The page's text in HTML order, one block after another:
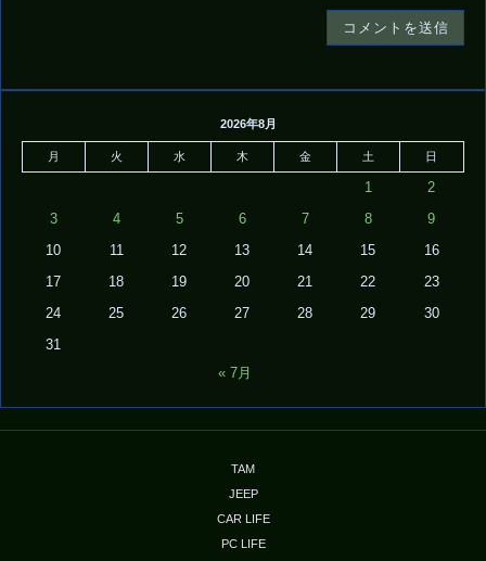
2026年8月
月 火 水 木 金 土 日
1 2
3 4 5 6 7 8 9
10 11 12 13 14 15 16
17 18 19 20 21 22 23
24 25 26 27 28 29 30
31
« 7月
TAM
JEEP
CAR LIFE
PC LIFE